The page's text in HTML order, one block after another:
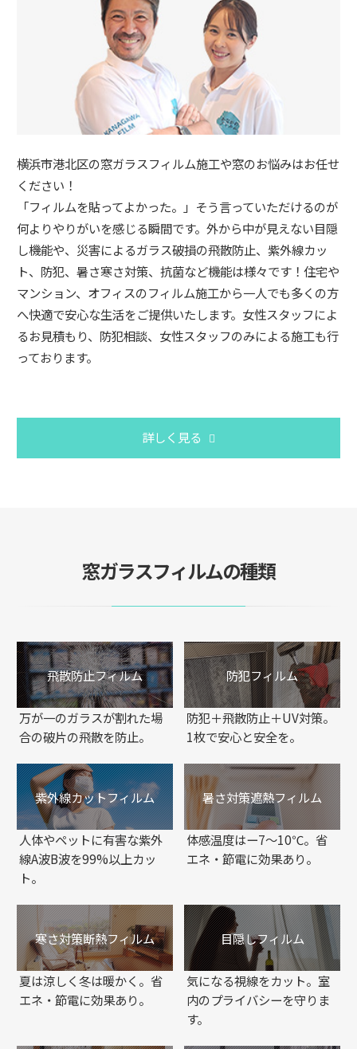
横浜市港北区の窓ガラスフィルム施工や窓のお悩みはお任せ
ください！
「フィルムを貼ってよかった。」そう言っていただけるのが
何よりやりがいを感じる瞬間です。外から中が見えない目隠
し機能や、災害によるガラス破損の飛散防止、紫外線カッ
ト、防犯、暑さ寒さ対策、抗菌など機能は様々です！住宅や
マンション、オフィスのフィルム施工から一人でも多くの方
へ快適で安心な生活をご提供いたします。女性スタッフによ
るお見積もり、防犯相談、女性スタッフのみによる施工も行
っております。
詳しく見る
窓ガラスフィルムの種類
飛散防止フィルム
万が一のガラスが割れた場
合の破片の飛散を防止。
防犯フィルム
防犯＋飛散防止＋UV対策。
1枚で安心と安全を。
紫外線カットフィルム
人体やペットに有害な紫外
線A波B波を99%以上カッ
ト。
暑さ対策遮熱フィルム
体感温度はー7～10℃。省
エネ・節電に効果あり。
寒さ対策断熱フィルム
夏は涼しく冬は暖かく。省
エネ・節電に効果あり。
目隠しフィルム
気になる視線をカット。室
内のプライバシーを守りま
す。